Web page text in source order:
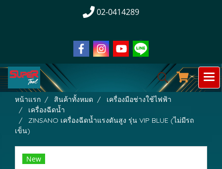
02-0414289
หน้าแรก สินค้าทั้งหมด
เครื่องมือช่างใช้ไฟฟ้า
เครื่องฉีดน้ำ
ZINSANO เครื่องฉีดน้ำแรงดันสูง รุ่น VIP BLUE (ไม่มีรถ
เข็น)
New